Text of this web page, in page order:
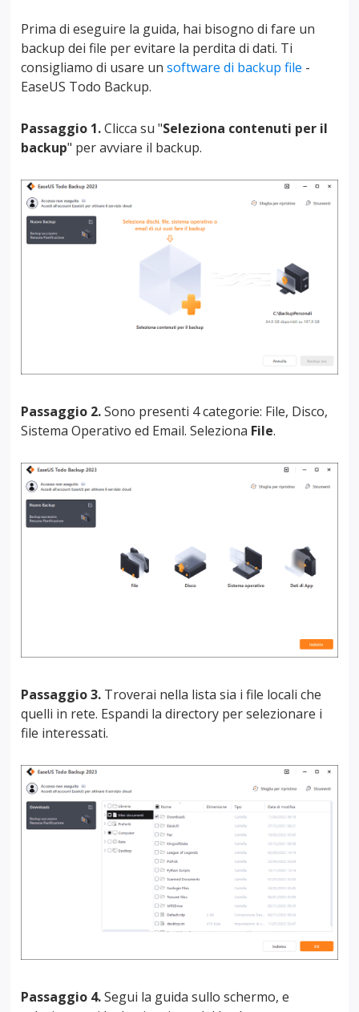
Prima di eseguire la guida, hai bisogno di fare un
backup dei file per evitare la perdita di dati. Ti
consigliamo di usare un software di backup file -
EaseUS Todo Backup.
Passaggio 1.Clicca su "Seleziona contenuti per il
backup" per avviare il backup.
Passaggio 2.Sono presenti 4 categorie: File, Disco,
Sistema Operativo ed Email. Seleziona File.
Passaggio 3. Troverai nella lista sia i file locali che
quelli in rete. Espandi la directory per selezionare i
file interessati.
Passaggio 4.Segui la guida sullo schermo, e